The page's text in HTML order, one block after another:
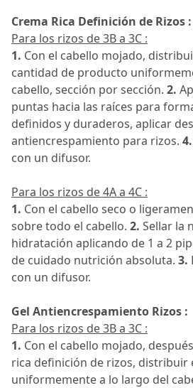
Crema Rica Definición de Rizos :
Para los rizos de 3B a 3C :
1. Con el cabello mojado,
cantidad de producto
cabello, sección por sección. 2.
puntas hacia las raíces para
definidos y duraderos, aplicar
antiencrespamiento para rizos. 4.
con un difusor.
Para los rizos de 4A a 4C :
1. Con el cabello seco o
sobre todo el cabello. 2. Sellar la
hidratación aplicando de 1 a 2
de cuidado nutrición absoluta. 3.
con un difusor.
Gel Antiencrespamiento Rizos :
Para los rizos de 3B a 3C :
1. Con el cabello mojado,
rica definición de rizos, distribuir
uniformemente a lo largo del